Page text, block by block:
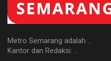
Metro Semarang adalah ..
Kantor dan Redaksi: ..